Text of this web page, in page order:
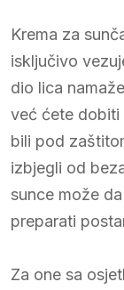
Krema za
isključivo
dio lica
već ćete dobiti
bili pod
izbjegli od
sunce može
preparati
Za one sa